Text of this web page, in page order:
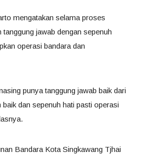
mengatakan selama proses
jawab dengan sepenuh
operasi bandara dan
punya tanggung jawab baik dari
dan sepenuh hati pasti operasi
Bandara Kota Singkawang Tjhai